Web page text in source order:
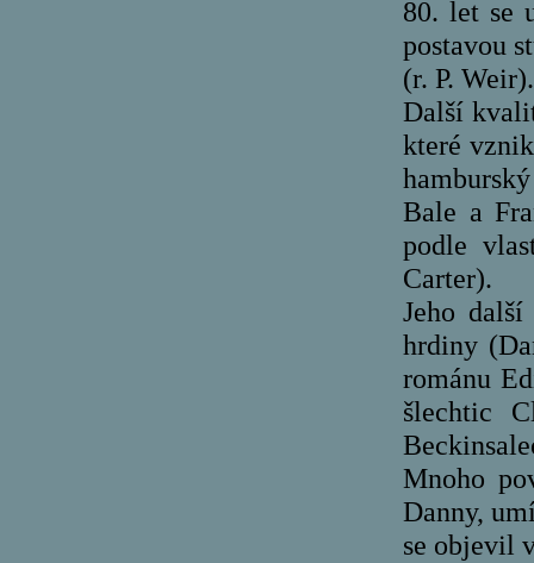
80. let se
postavou
(r. P. Weir).
Další
které
Bale a
podle
Carter).
Jeho
hrdiny
románu
šlechtic
Mnoho
Danny,
se objevil